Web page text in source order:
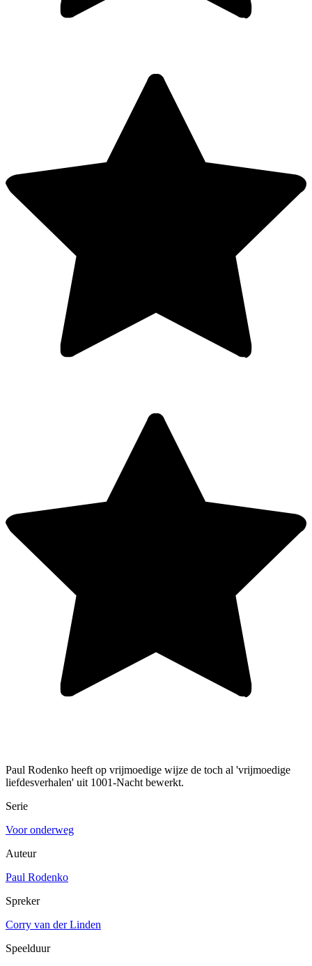
Paul Rodenko heeft op vrijmoedige wijze de toch al 'vrijmoedige
liefdesverhalen' uit 1001-Nacht bewerkt.
Serie
Voor onderweg
Auteur
Paul Rodenko
Spreker
Corry van der Linden
Speelduur